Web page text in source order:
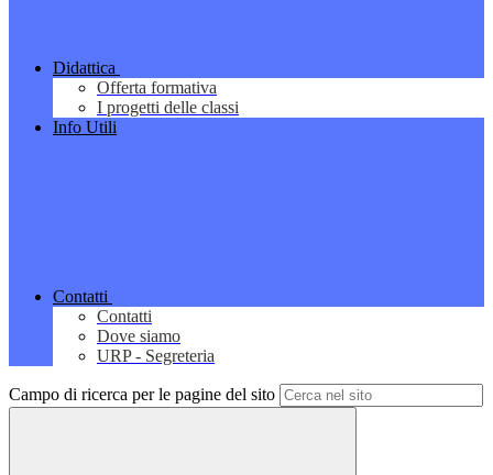
Didattica
Offerta formativa
I progetti delle classi
Info Utili
Contatti
Contatti
Dove siamo
URP - Segreteria
Campo di ricerca per le pagine del sito